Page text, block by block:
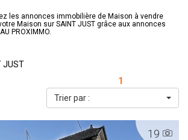
les annonces immobilière de Maison à vendre
Maison sur SAINT JUST grâce aux annonces
PROXIMMO.
JUST
1
Trier par :
19